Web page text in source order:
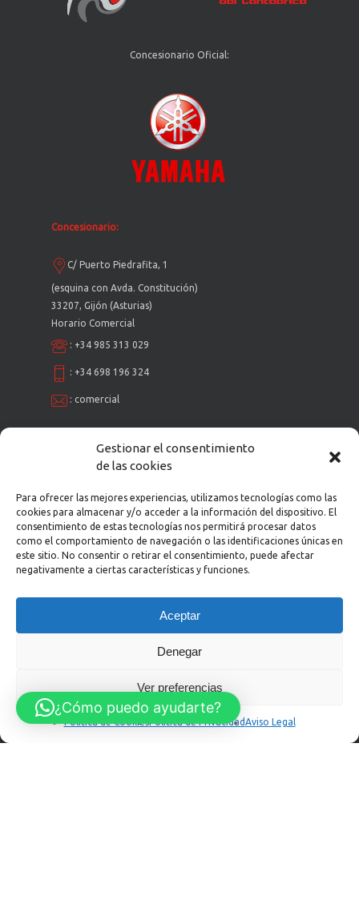
Gestionar el consentimiento
de las cookies
Para ofrecer las mejores experiencias, utilizamos tecnologías como las
cookies para almacenar y/o acceder a la información del dispositivo. El
consentimiento de estas tecnologías nos permitirá procesar datos
como el comportamiento de navegación o las identificaciones únicas en
este sitio. No consentir o retirar el consentimiento, puede afectar
negativamente a ciertas características y funciones.
Aceptar
Denegar
Ver preferencias
Política de CookiesPolítica de PrivacidadAviso Legal
Concesionario Oficial:
Concesionario:
C/ Puerto Piedrafita, 1
(esquina con Avda. Constitución)
33207, Gijón (Asturias)
Horario Comercial
: +34 985 313 029
: +34 698 196 324
: comercial
Taller Multimarca:
C/ Puerto Piedrafita, 1
(esquina con Avda. Constitución)
33207, Gijón (Asturias)
Horario: Ininterrumpido de 9 a 19h.
:+34 985 313 029
:taller
Aviso Legal
¿Cómo puedo ayudarte?